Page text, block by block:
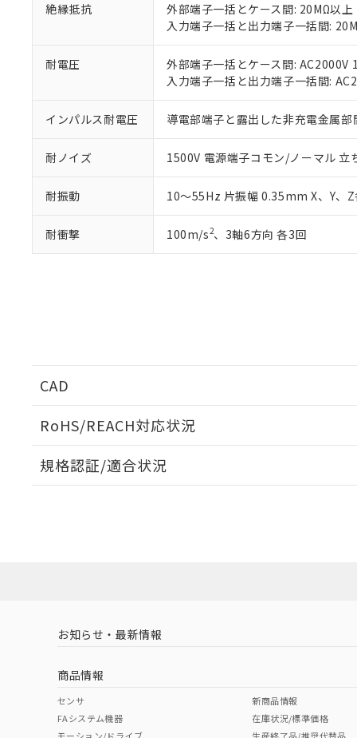
絶縁抵抗
外部端子一括とケース間: 20MΩ以上
入力端子一括と出力端子一括間:
耐電圧
外部端子一括とケース間: AC2000V
入力端子一括と出力端子一括間:
インパルス耐電圧 導電部端子と露出した非充電金属部
耐ノイズ 1500V 電源端子コモン/ノーマル
耐振動 10～55Hz 片振幅 0.35mm X、Y、
耐衝撃 100m/s2、3軸6方向 各3回
CAD
RoHS/REACH対応状況
EU RoHS 注意事項・凡例
中国 RoHS 注意事項・凡例
中国 RoHS表
規格認証/適合状況
（イギリス
（ノルウェー
お知らせ・最新情報
商品情報
センサ
FAシステム機器
新商品情報
在庫状況/標準価格